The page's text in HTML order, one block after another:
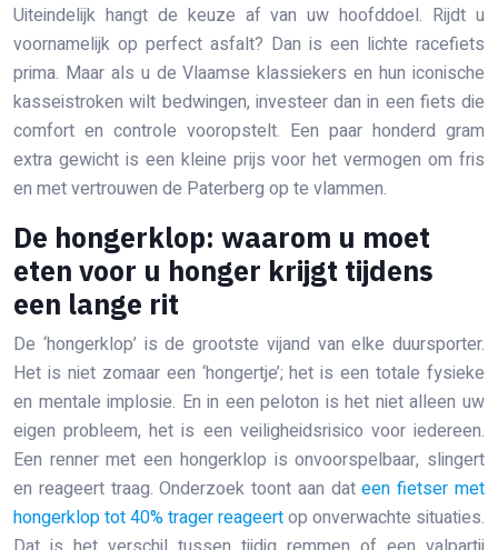
Uiteindelijk hangt de keuze af van uw hoofddoel. Rijdt u
voornamelijk op perfect asfalt? Dan is een lichte racefiets
prima. Maar als u de Vlaamse klassiekers en hun iconische
kasseistroken wilt bedwingen, investeer dan in een fiets die
comfort en controle vooropstelt. Een paar honderd gram
extra gewicht is een kleine prijs voor het vermogen om fris
en met vertrouwen de Paterberg op te vlammen.
De hongerklop: waarom u moet
eten voor u honger krijgt tijdens
een lange rit
De ‘hongerklop’ is de grootste vijand van elke duursporter.
Het is niet zomaar een ‘hongertje’; het is een totale fysieke
en mentale implosie. En in een peloton is het niet alleen uw
eigen probleem, het is een veiligheidsrisico voor iedereen.
Een renner met een hongerklop is onvoorspelbaar, slingert
en reageert traag. Onderzoek toont aan dateen fietser met
hongerklop tot 40% trager reageertop onverwachte situaties.